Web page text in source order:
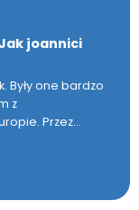
joannici
Były one bardzo
z
Przez…